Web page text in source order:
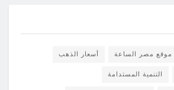
موقع مصر الساعة أسعار الذهب
التنمية المستدامة